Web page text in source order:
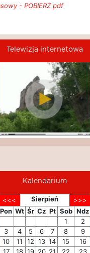
- POBIERZ pdf
Telewizja internetowa
Kalendarium
Sierpień
Pon Wt Śr Cz Pt Sob Ndz
1
2
3
4 5 6 7 8
9
10
11 12 13 14 15
16